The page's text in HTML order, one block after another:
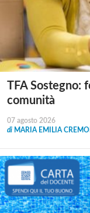
TFA
comunità
07 agosto 2026
di MARIA EMILIA